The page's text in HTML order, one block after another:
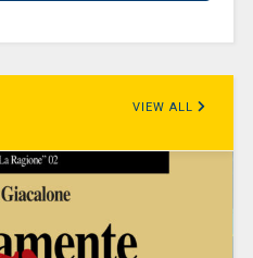
VIEW ALL